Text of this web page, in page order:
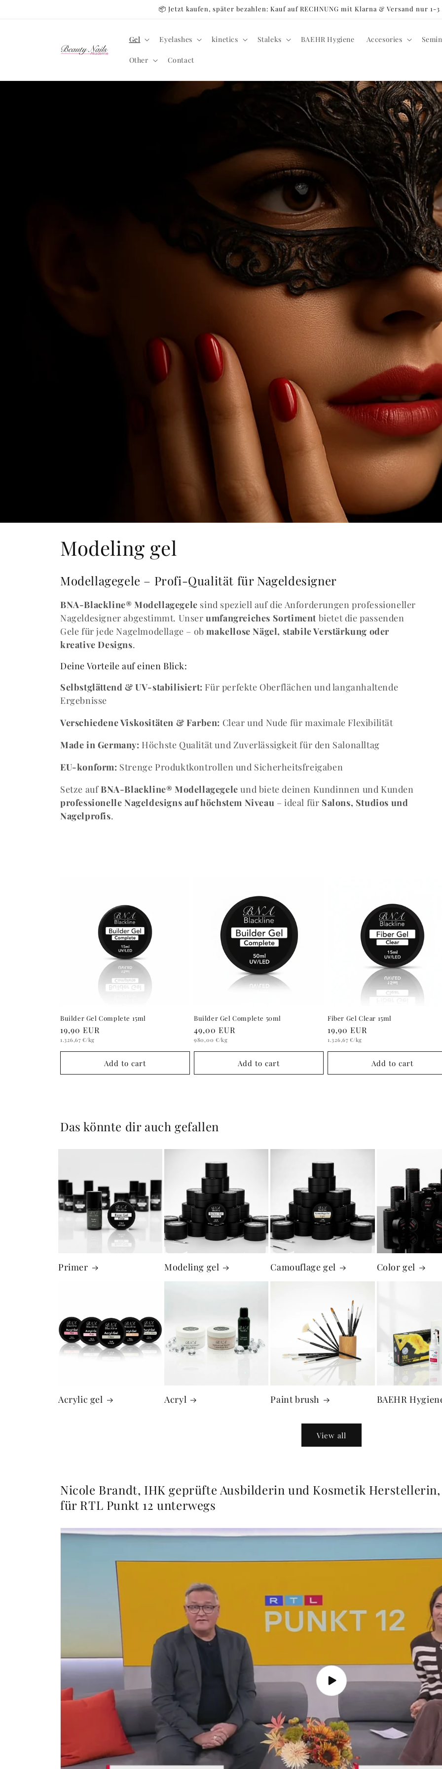
📦 Jetzt kaufen, später bezahlen: Kauf auf RECHNUNG mit Klarna & Versand nur 1-
Gel Eyelashes kinetics Staleks BAEHR Hygiene Accesories
Other Contact
C
o
l
l
e
c
t
i
o
n
:
Modeling gel
Modellagegele – Profi-Qualität für Nageldesigner
BNA-Blackline® Modellagegele sind speziell auf die Anforderungen professioneller
Nageldesigner abgestimmt. Unserumfangreiches Sortiment bietet die passenden
Gele für jede Nagelmodellage – obmakellose Nägel, stabile Verstärkung oder
kreative Designs.
Deine Vorteile auf einen Blick:
Selbstglättend & UV-stabilisiert: Für perfekte Oberflächen und langanhaltende
Ergebnisse
Verschiedene Viskositäten & Farben: Clear und Nude für maximale Flexibilität
Made in Germany: Höchste Qualität und Zuverlässigkeit für den Salonalltag
EU-konform: Strenge Produktkontrollen und Sicherheitsfreigaben
Setze aufBNA-Blackline® Modellagegele und biete deinen Kundinnen und Kunden
professionelle Nageldesigns auf höchstem Niveau – ideal für Salons, Studios und
Nagelprofis.
Builder Gel Complete 15ml
Regular
price
19,90 EUR
Unit
1.326,67 €/kg
Add to cart
Builder Gel Complete 50ml
Regular
price
49,00 EUR
Unit
980,00 €/kg
Add to cart
Fiber Gel Clear 15ml
Regular
price
19,90 EUR
Unit
1.326,67 €/kg
Add to cart
Das könnte dir auch gefallen
Primer Modeling gel Camouflage gel Color gel
Acrylic gel Acryl Paint brush BAEHR
View all
Nicole Brandt, IHK geprüfte Ausbilderin und Kosmetik
für RTL Punkt 12 unterwegs